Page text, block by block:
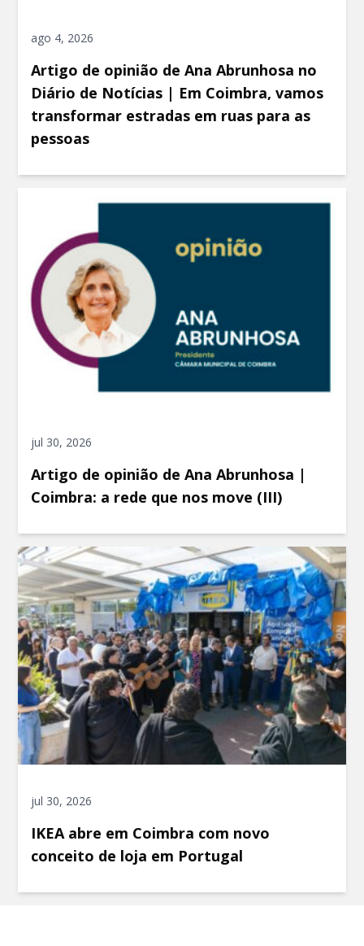
ago 4, 2026
Artigo de opinião de Ana Abrunhosa no
Diário de Notícias | Em Coimbra, vamos
transformar estradas em ruas para as
pessoas
jul 30, 2026
Artigo de opinião de Ana Abrunhosa |
Coimbra: a rede que nos move (III)
jul 30, 2026
IKEA abre em Coimbra com novo
conceito de loja em Portugal